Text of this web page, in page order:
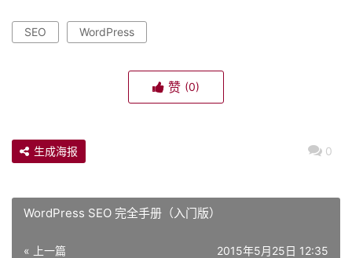
SEO WordPress
赞 (0)
0
生成海报
WordPress SEO 完全手册（入门版）
« 上一篇 2015年5月25日 12:35